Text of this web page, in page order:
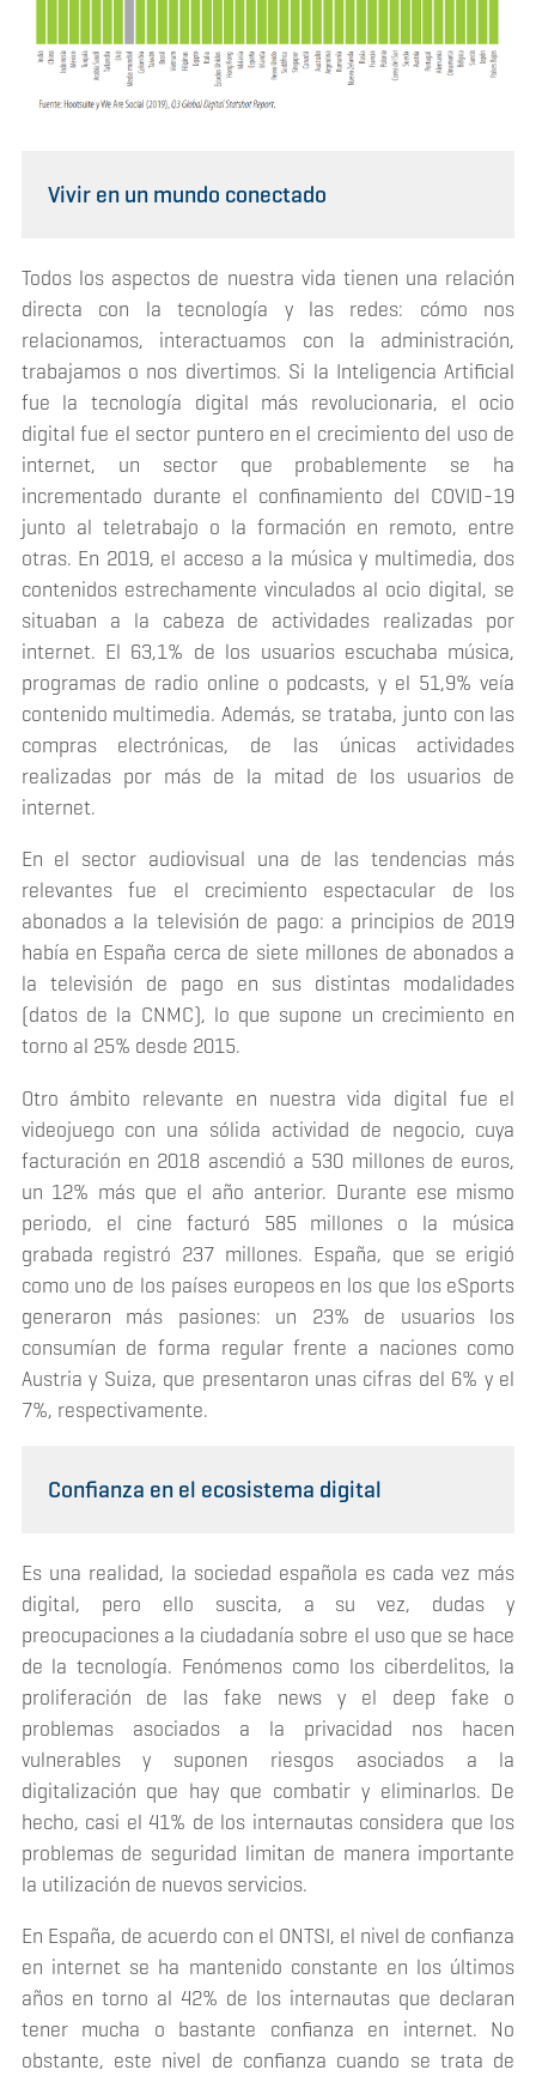
Vivir en un mundo conectado
Todos los aspectos de nuestra vida tienen una relación
directa con la tecnología y las redes: cómo nos
relacionamos, interactuamos con la administración,
trabajamos o nos divertimos. Si la Inteligencia Artificial
fue la tecnología digital más revolucionaria, el ocio
digital fue el sector puntero en el crecimiento del uso de
internet, un sector que probablemente se ha
incrementado durante el confinamiento del COVID-19
junto al teletrabajo o la formación en remoto, entre
otras. En 2019, el acceso a la música y multimedia, dos
contenidos estrechamente vinculados al ocio digital, se
situaban a la cabeza de actividades realizadas por
internet. El 63,1% de los usuarios escuchaba música,
programas de radio online o podcasts, y el 51,9% veía
contenido multimedia. Además, se trataba, junto con las
compras electrónicas, de las únicas actividades
realizadas por más de la mitad de los usuarios de
internet.
En el sector audiovisual una de las tendencias más
relevantes fue el crecimiento espectacular de los
abonados a la televisión de pago: a principios de 2019
había en España cerca de siete millones de abonados a
la televisión de pago en sus distintas modalidades
(datos de la CNMC), lo que supone un crecimiento en
torno al 25% desde 2015.
Otro ámbito relevante en nuestra vida digital fue el
videojuego con una sólida actividad de negocio, cuya
facturación en 2018 ascendió a 530 millones de euros,
un 12% más que el año anterior. Durante ese mismo
periodo, el cine facturó 585 millones o la música
grabada registró 237 millones. España, que se erigió
como uno de los países europeos en los que los eSports
generaron más pasiones: un 23% de usuarios los
consumían de forma regular frente a naciones como
Austria y Suiza, que presentaron unas cifras del 6% y el
7%, respectivamente.
Confianza en el ecosistema digital
Es una realidad, la sociedad española es cada vez más
digital, pero ello suscita, a su vez, dudas y
preocupaciones a la ciudadanía sobre el uso que se hace
de la tecnología. Fenómenos como los ciberdelitos, la
proliferación de lasfake news y el deep fake o
problemas asociados a la privacidad nos hacen
vulnerables y suponen riesgos asociados a la
digitalización que hay que combatir y eliminarlos. De
hecho, casi el 41% de los internautas considera que los
problemas de seguridad limitan de manera importante
la utilización de nuevos servicios.
En España, de acuerdo con el ONTSI, el nivel de confianza
en internet se ha mantenido constante en los últimos
años en torno al 42% de los internautas que declaran
tener mucha o bastante confianza en internet. No
obstante, este nivel de confianza cuando se trata de